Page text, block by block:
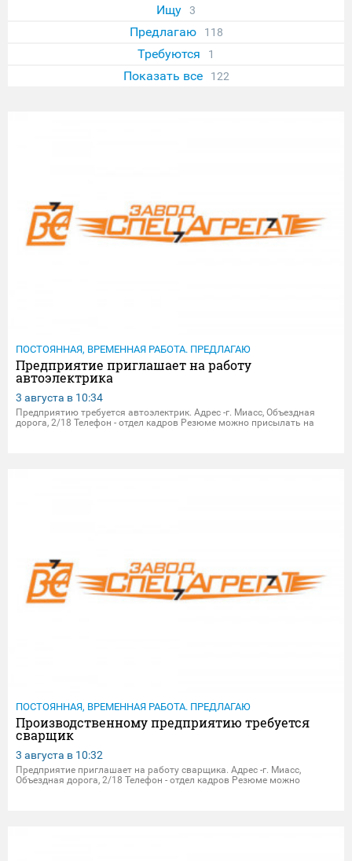
Ищу 3
Предлагаю 118
Требуются 1
Показать все 122
ПОСТОЯННАЯ, ВРЕМЕННАЯ РАБОТА. ПРЕДЛАГАЮ
Предприятие приглашает на работу
автоэлектрика
3 августа в 10:34
Предприятию требуется автоэлектрик. Адрес -г. Миасс, Объездная
дорога, 2/18 Телефон - отдел кадров Резюме можно присылать на
ПОСТОЯННАЯ, ВРЕМЕННАЯ РАБОТА. ПРЕДЛАГАЮ
Производственному предприятию требуется
сварщик
3 августа в 10:32
Предприятие приглашает на работу сварщика. Адрес -г. Миасс,
Объездная дорога, 2/18 Телефон - отдел кадров Резюме можно